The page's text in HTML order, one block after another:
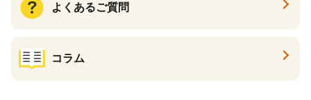
よくあるご質問
コラム